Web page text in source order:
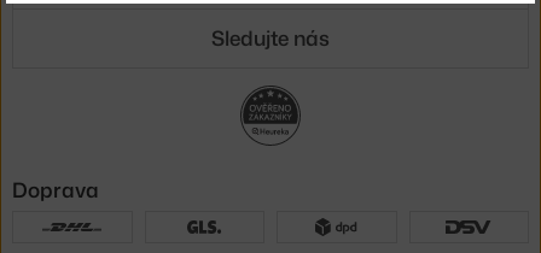
Sledujte nás
Doprava